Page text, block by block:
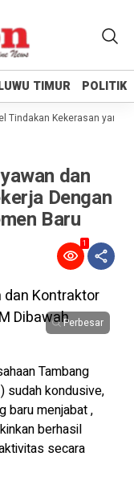
TIMUR POLITIK
TIMUR POLITIK
Kekerasan yang
dan
Dengan
Baru
1
Perbesar
Tambang
sudah kondusive,
baru menjabat ,
berhasil
secara